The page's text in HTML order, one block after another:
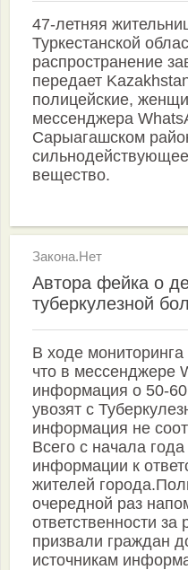
47-летняя
Туркестанской
распространение
передает
полицейские,
мессенджера
Сарыагашском
вещество.
Закона.Нет
Автора фейка о
туберкулезной
В ходе
что в мессенджере
информация о 50-
увозят с
информация не
Всего с начала
информации к
жителей
очередной раз
ответственности
призвали граждан
источникам